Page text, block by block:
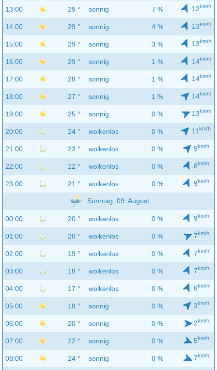
13:00 29 ° sonnig 7 % 12km/h
14:00 29 ° sonnig 4 % 13km/h
15:00 29 ° sonnig 3 % 13km/h
16:00 29 ° sonnig 1 % 14km/h
17:00 28 ° sonnig 1 % 14km/h
18:00 27 ° sonnig 1 % 14km/h
19:00 25 ° sonnig 0 % 13km/h
20:00 24 ° wolkenlos 0 % 11 km/h
21:00 23 ° wolkenlos 0 % 9km/h
22:00 22 ° wolkenlos 0 % 8km/h
23:00 21 ° wolkenlos 0 % 9km/h
Sonntag, 09. August
00:00 20 ° wolkenlos 0 % 9km/h
01:00 20 ° wolkenlos 0 % 7km/h
02:00 19 ° wolkenlos 0 % 7km/h
03:00 18 ° wolkenlos 0 % 7km/h
04:00 17 ° wolkenlos 0 % 6km/h
05:00 18 ° sonnig 0 % 3km/h
06:00 20 ° sonnig 0 % 2km/h
07:00 22 ° sonnig 0 % 5km/h
08:00 24 ° sonnig 0 % 7km/h